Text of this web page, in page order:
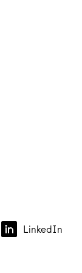
LinkedIn